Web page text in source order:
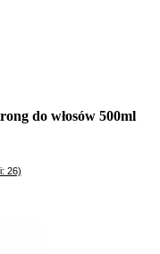
do włosów 500ml
26)